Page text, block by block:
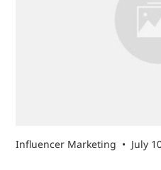
Influencer Marketing • July